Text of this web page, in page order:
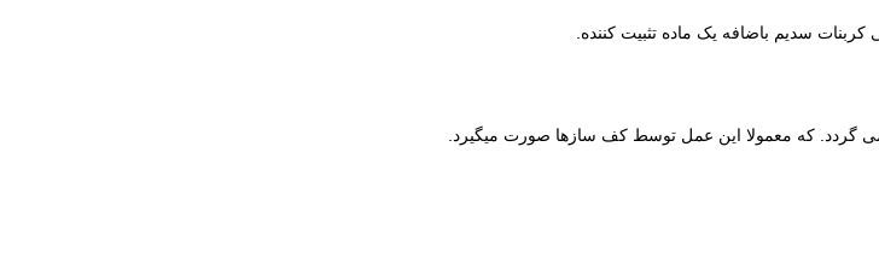
سدیم باضافه یک ماده تثبیت کننده.
گردد. که معمولا این عمل توسط کف سازها صورت میگیرد.